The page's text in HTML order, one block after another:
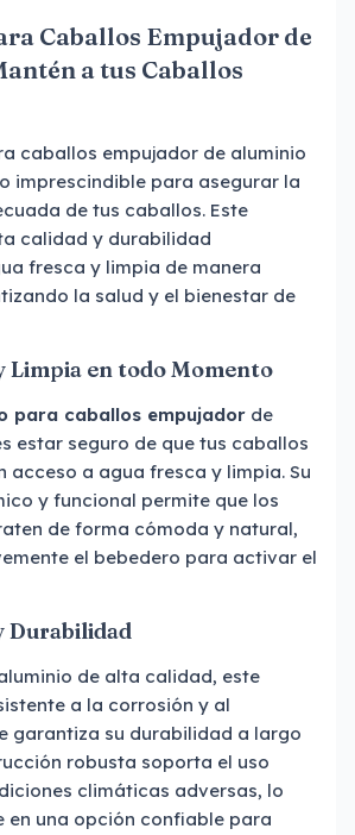
Caballos Empujador de
a tus Caballos
caballos empujador de aluminio
imprescindible para asegurar la
de tus caballos. Este
calidad y durabilidad
fresca y limpia de manera
la salud y el bienestar de
Limpia en todo Momento
para caballos empujador de
estar seguro de que tus caballos
acceso a agua fresca y limpia. Su
y funcional permite que los
de forma cómoda y natural,
el bebedero para activar el
Durabilidad
de alta calidad, este
a la corrosión y al
garantiza su durabilidad a largo
robusta soporta el uso
climáticas adversas, lo
en una opción confiable para